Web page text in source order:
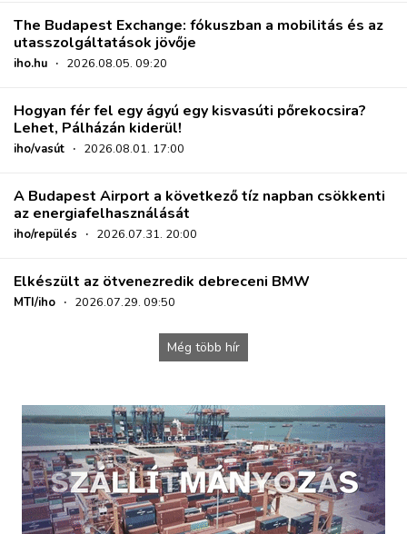
The Budapest Exchange: fókuszban a mobilitás és az
utasszolgáltatások jövője
iho.hu · 2026.08.05. 09:20
Hogyan fér fel egy ágyú egy kisvasúti pőrekocsira?
Lehet, Pálházán kiderül!
iho/vasút · 2026.08.01. 17:00
A Budapest Airport a következő tíz napban csökkenti
az energiafelhasználását
iho/repülés · 2026.07.31. 20:00
Elkészült az ötvenezredik debreceni BMW
MTI/iho · 2026.07.29. 09:50
Még több hír